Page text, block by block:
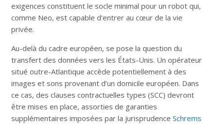
exigences constituent le socle minimal pour un robot qui,
comme Neo, est capable d’entrer au cœur de la vie
privée.
Au-delà du cadre européen, se pose la question du
transfert des données vers les États-Unis. Un opérateur
situé outre-Atlantique accède potentiellement à des
images et sons provenant d’un domicile européen. Dans
ce cas, des clauses contractuelles types (SCC) devront
être mises en place, assorties de garanties
supplémentaires imposées par la jurisprudence Schrems